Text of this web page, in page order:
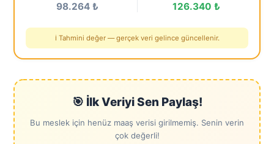
98.264 ₺ 126.340 ₺
ℹ️ Tahmini değer — gerçek veri gelince güncellenir.
🎯 İlk Veriyi Sen Paylaş!
Bu meslek için henüz maaş verisi girilmemiş. Senin verin
çok değerli!